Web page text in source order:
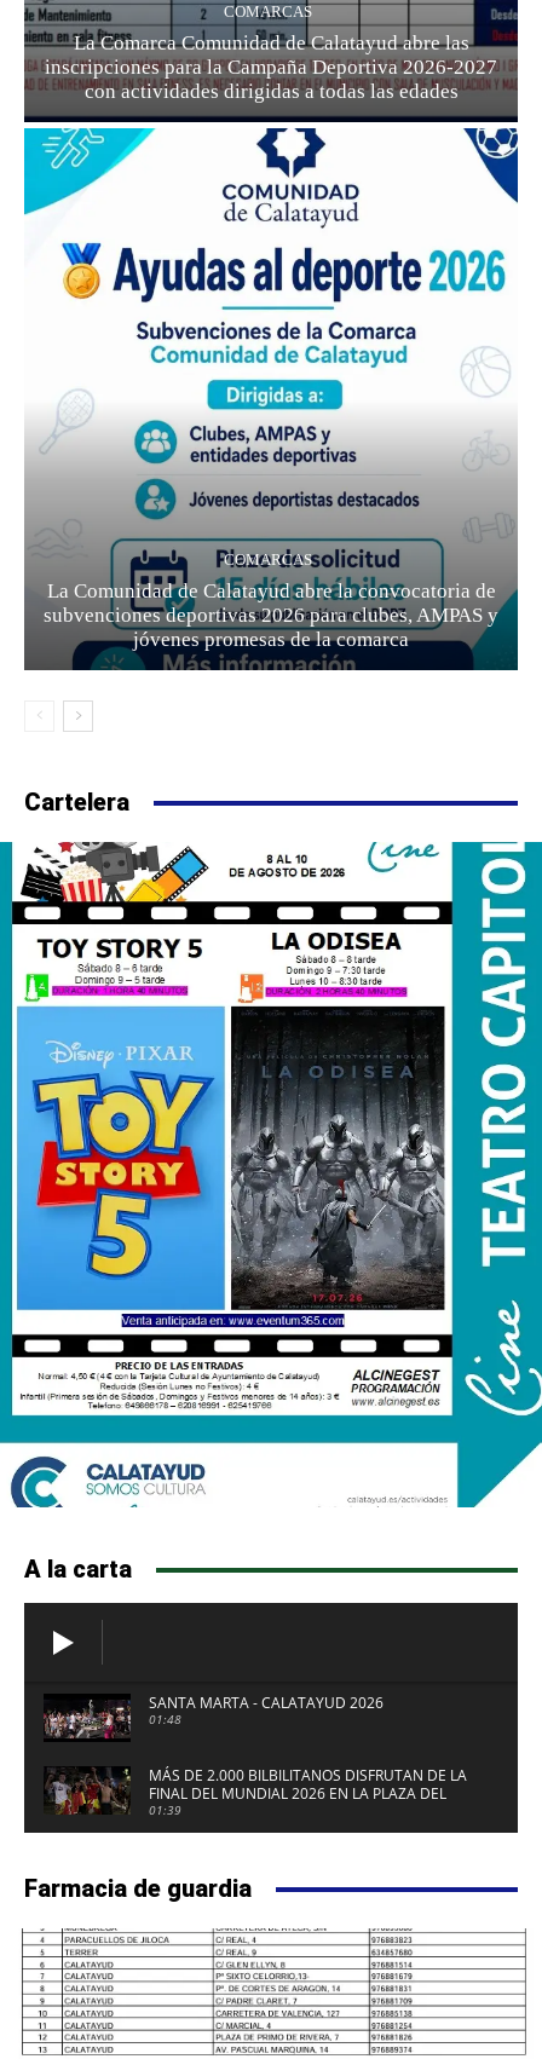
COMARCAS
La Comarca Comunidad de Calatayud abre las
inscripciones para la Campaña Deportiva 2026-2027
con actividades dirigidas a todas las edades
COMARCAS
La Comunidad de Calatayud abre la convocatoria de
subvenciones deportivas 2026 para clubes, AMPAS y
jóvenes promesas de la comarca
Cartelera
A la carta
SANTA MARTA - CALATAYUD 2026
01:48
MÁS DE 2.000 BILBILITANOS DISFRUTAN DE LA
FINAL DEL MUNDIAL 2026 EN LA PLAZA DEL
FUERTE DE CALATAYUD
01:39
Farmacia de guardia